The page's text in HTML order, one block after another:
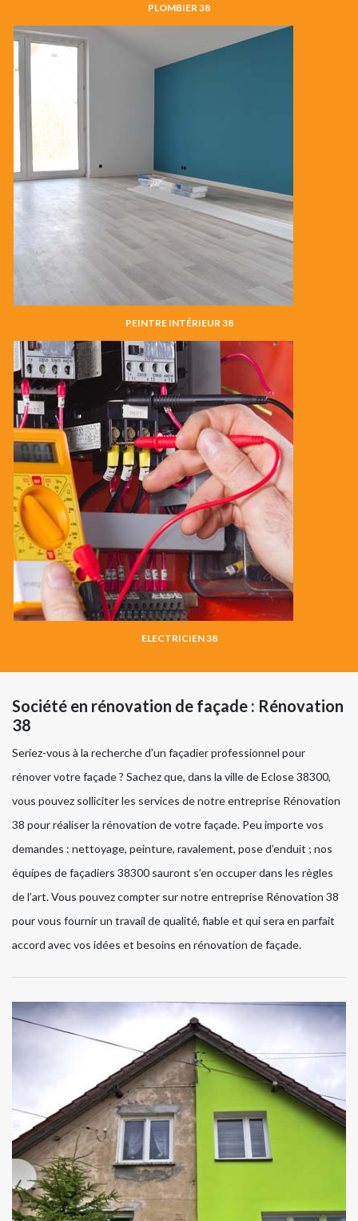
PLOMBIER 38
PEINTRE INTÉRIEUR 38
ELECTRICIEN 38
Société en rénovation de façade : Rénovation
38
Seriez-vous à la recherche d’un façadier professionnel pour
rénover votre façade ? Sachez que, dans la ville de Eclose 38300,
vous pouvez solliciter les services de notre entreprise Rénovation
38 pour réaliser la rénovation de votre façade. Peu importe vos
demandes : nettoyage, peinture, ravalement, pose d’enduit ; nos
équipes de façadiers 38300 sauront s’en occuper dans les règles
de l’art. Vous pouvez compter sur notre entreprise Rénovation 38
pour vous fournir un travail de qualité, fiable et qui sera en parfait
accord avec vos idées et besoins en rénovation de façade.